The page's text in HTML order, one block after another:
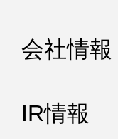
会社情報
IR情報